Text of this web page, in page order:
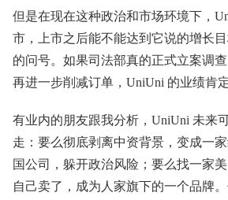
但是在现在这种政治和市场环境下，
市，上市之后能不能达到它说的增长
的问号。如果司法部真的正式立案调查
再进一步削减订单，UniUni 的业绩肯
有业内的朋友跟我分析，UniUni 未来
走：要么彻底剥离中资背景，变成一
国公司，躲开政治风险；要么找一家
自己卖了，成为人家旗下的一个品牌